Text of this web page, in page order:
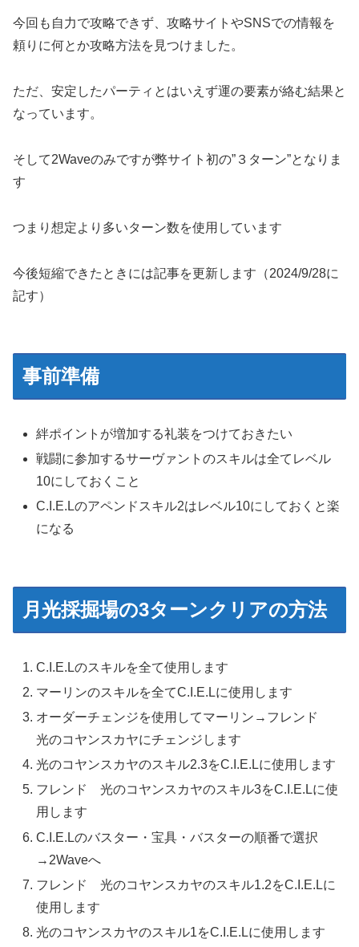
今回も自力で攻略できず、攻略サイトやSNSでの情報を
頼りに何とか攻略方法を見つけました。
ただ、安定したパーティとはいえず運の要素が絡む結果と
なっています。
そして2Waveのみですが弊サイト初の”３ターン”となりま
す
つまり想定より多いターン数を使用しています
今後短縮できたときには記事を更新します（2024/9/28に
記す）
事前準備
絆ポイントが増加する礼装をつけておきたい
戦闘に参加するサーヴァントのスキルは全てレベル
10にしておくこと
C.I.E.Lのアペンドスキル2はレベル10にしておくと楽
になる
月光採掘場の3ターンクリアの方法
C.I.E.Lのスキルを全て使用します
マーリンのスキルを全てC.I.E.Lに使用します
オーダーチェンジを使用してマーリン→フレンド
光のコヤンスカヤにチェンジします
光のコヤンスカヤのスキル2.3をC.I.E.Lに使用します
フレンド 光のコヤンスカヤのスキル3をC.I.E.Lに使
用します
C.I.E.Lのバスター・宝具・バスターの順番で選択
→2Waveへ
フレンド 光のコヤンスカヤのスキル1.2をC.I.E.Lに
使用します
光のコヤンスカヤのスキル1をC.I.E.Lに使用します